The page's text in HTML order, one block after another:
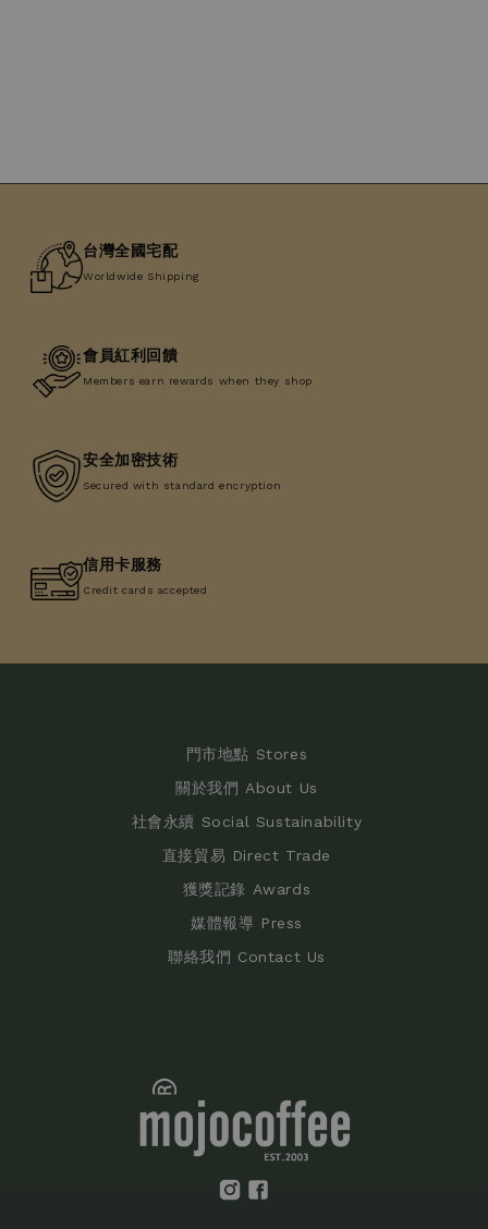
台灣全國宅配
Worldwide Shipping
會員紅利回饋
Members earn rewards when they shop
安全加密技術
Secured with standard encryption
信用卡服務
Credit cards accepted
門市地點 Stores
關於我們 About Us
社會永續 Social Sustainability
直接貿易 Direct Trade
獲獎記錄 Awards
媒體報導 Press
聯絡我們 Contact Us